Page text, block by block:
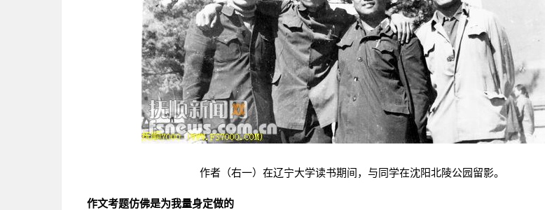
作者（右一）在辽宁大学读书期间，与同学在沈阳北陵公园留影。
作文考题仿佛是为我量身定做的